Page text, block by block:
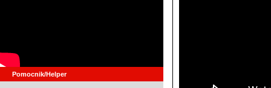
Pomocnik/Helper